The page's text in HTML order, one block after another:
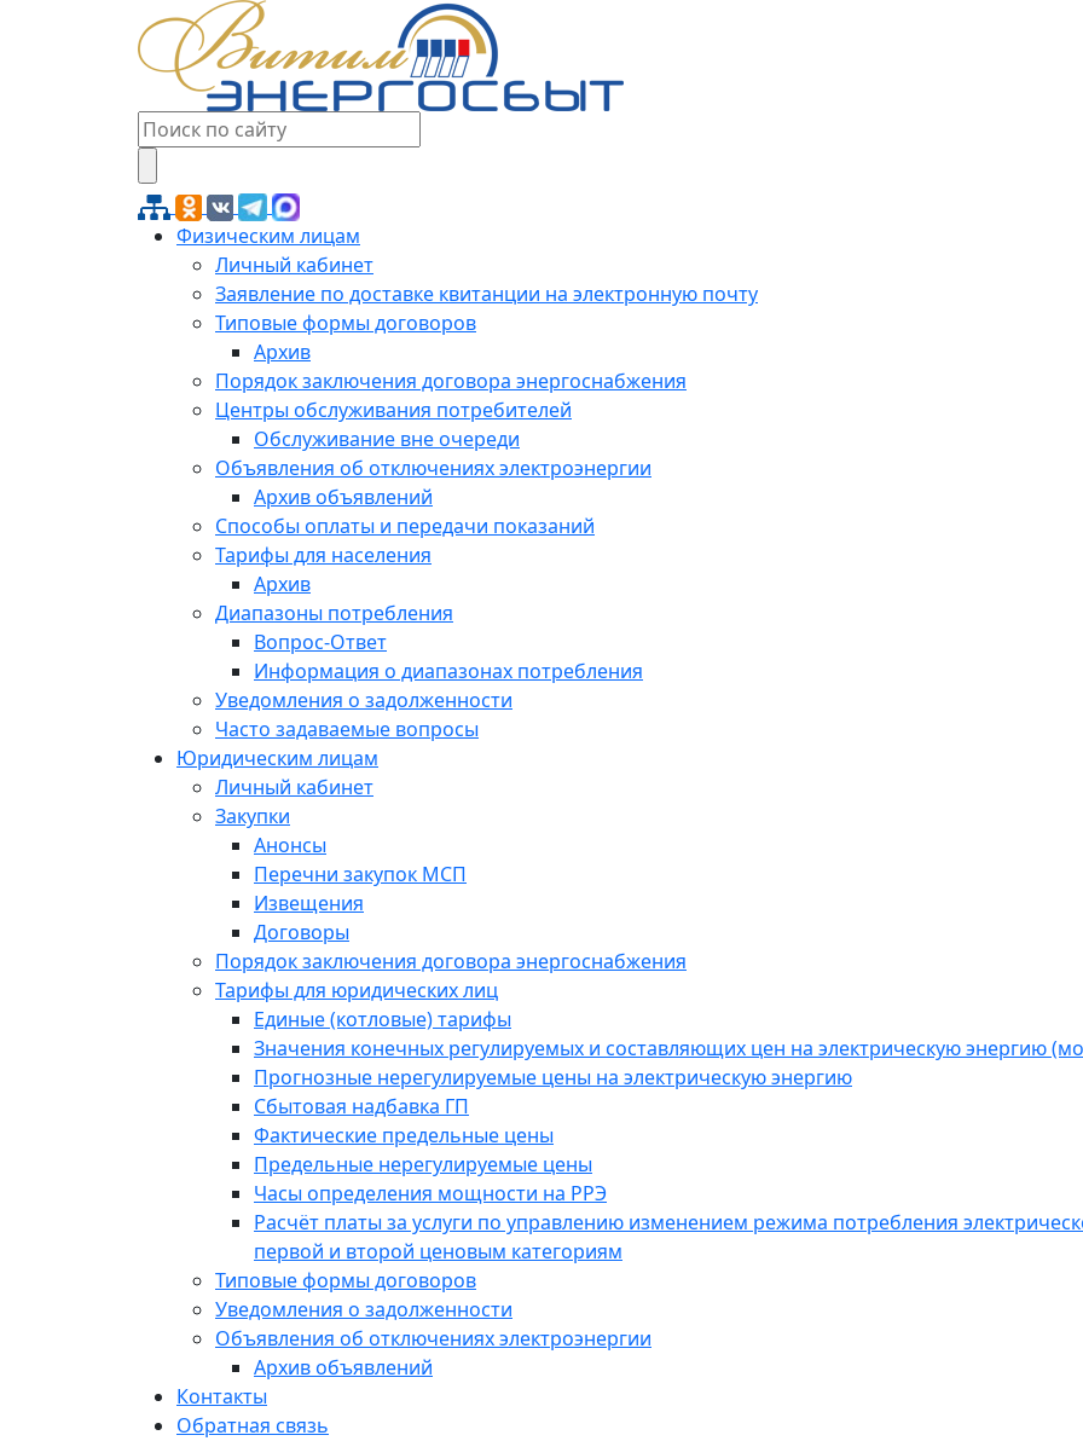
Физическим лицам
Личный кабинет
Заявление по доставке квитанции на электронную почту
Типовые формы договоров
Архив
Порядок заключения договора энергоснабжения
Центры обслуживания потребителей
Обслуживание вне очереди
Объявления об отключениях электроэнергии
Архив объявлений
Способы оплаты и передачи показаний
Тарифы для населения
Архив
Диапазоны потребления
Вопрос-Ответ
Информация о диапазонах потребления
Уведомления о задолженности
Часто задаваемые вопросы
Юридическим лицам
Личный кабинет
Закупки
Анонсы
Перечни закупок МСП
Извещения
Договоры
Порядок заключения договора энергоснабжения
Тарифы для юридических лиц
Единые (котловые) тарифы
Значения конечных регулируемых и составляющих цен на электрическую энергию
Прогнозные нерегулируемые цены на электрическую энергию
Сбытовая надбавка ГП
Фактические предельные цены
Предельные нерегулируемые цены
Часы определения мощности на РРЭ
Расчёт платы за услуги по управлению изменением режима потребления
первой и второй ценовым категориям
Типовые формы договоров
Уведомления о задолженности
Объявления об отключениях электроэнергии
Архив объявлений
Контакты
Обратная связь